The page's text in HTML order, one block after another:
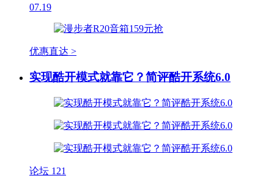
07.19
优惠直达 >
实现酷开模式就靠它？简评酷开系统6.0
论坛 121